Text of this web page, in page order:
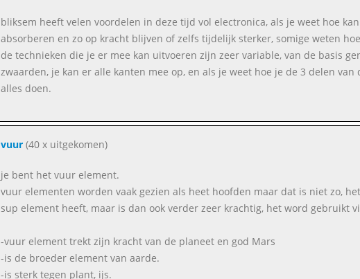
bliksem heeft velen voordelen in deze tijd vol electronica, als je weet hoe
absorberen en zo op kracht blijven of zelfs tijdelijk sterker, somige weten
de technieken die je er mee kan uitvoeren zijn zeer variable, van de basis
zwaarden, je kan er alle kanten mee op, en als je weet hoe je de 3 delen
alles doen.
vuur(40 x uitgekomen)
je bent het vuur element.
vuur elementen worden vaak gezien als heet hoofden maar dat is niet zo,
sup element heeft, maar is dan ook verder zeer krachtig, het word gebruikt
-vuur element trekt zijn kracht van de planeet en god Mars
-is de broeder element van aarde.
-is sterk tegen plant, ijs.